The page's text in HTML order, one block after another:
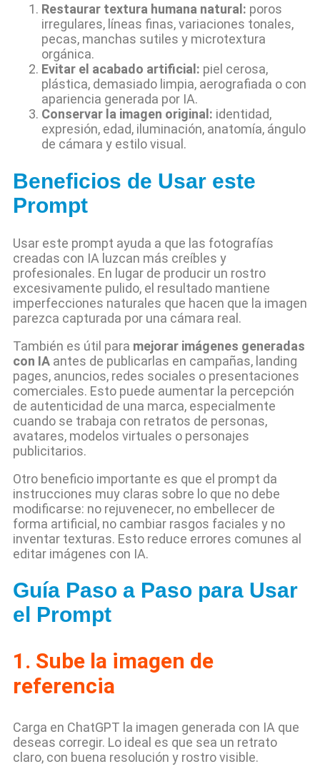
Restaurar textura humana natural: poros
irregulares, líneas finas, variaciones tonales,
pecas, manchas sutiles y microtextura
orgánica.
Evitar el acabado artificial: piel cerosa,
plástica, demasiado limpia, aerografiada o con
apariencia generada por IA.
Conservar la imagen original: identidad,
expresión, edad, iluminación, anatomía, ángulo
de cámara y estilo visual.
Beneficios de Usar este
Prompt
Usar este prompt ayuda a que las fotografías
creadas con IA luzcan más creíbles y
profesionales. En lugar de producir un rostro
excesivamente pulido, el resultado mantiene
imperfecciones naturales que hacen que la imagen
parezca capturada por una cámara real.
También es útil para mejorar imágenes generadas
con IA antes de publicarlas en campañas, landing
pages, anuncios, redes sociales o presentaciones
comerciales. Esto puede aumentar la percepción
de autenticidad de una marca, especialmente
cuando se trabaja con retratos de personas,
avatares, modelos virtuales o personajes
publicitarios.
Otro beneficio importante es que el prompt da
instrucciones muy claras sobre lo que no debe
modificarse: no rejuvenecer, no embellecer de
forma artificial, no cambiar rasgos faciales y no
inventar texturas. Esto reduce errores comunes al
editar imágenes con IA.
Guía Paso a Paso para Usar
el Prompt
1. Sube la imagen de
referencia
Carga en ChatGPT la imagen generada con IA que
deseas corregir. Lo ideal es que sea un retrato
claro, con buena resolución y rostro visible.